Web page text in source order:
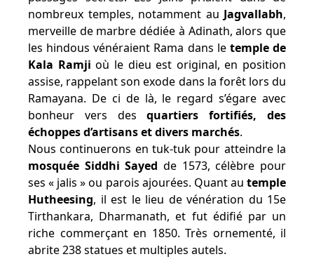
nombreux temples, notamment au Jagvallabh,
merveille de marbre dédiée à Adinath, alors que
les hindous vénéraient Rama dans le temple de
Kala Ramji où le dieu est original, en position
assise, rappelant son exode dans la forêt lors du
Ramayana. De ci de là, le regard s’égare avec
bonheur vers desquartiers fortifiés, des
échoppes d’artisans et divers marchés.
Nous continuerons en tuk-tuk pour atteindre la
mosquée Siddhi Sayed de 1573, célèbre pour
ses « jalis » ou parois ajourées. Quant au temple
Hutheesing, il est le lieu de vénération du 15e
Tirthankara, Dharmanath, et fut édifié par un
riche commerçant en 1850. Très ornementé, il
abrite 238 statues et multiples autels.